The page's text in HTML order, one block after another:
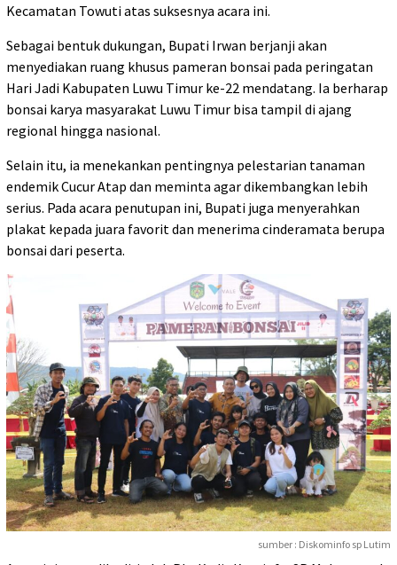
Kecamatan Towuti atas suksesnya acara ini.
Sebagai bentuk dukungan, Bupati Irwan berjanji akan
menyediakan ruang khusus pameran bonsai pada peringatan
Hari Jadi Kabupaten Luwu Timur ke-22 mendatang. Ia berharap
bonsai karya masyarakat Luwu Timur bisa tampil di ajang
regional hingga nasional.
Selain itu, ia menekankan pentingnya pelestarian tanaman
endemik Cucur Atap dan meminta agar dikembangkan lebih
serius. Pada acara penutupan ini, Bupati juga menyerahkan
plakat kepada juara favorit dan menerima cinderamata berupa
bonsai dari peserta.
sumber : Diskominfo sp Lutim